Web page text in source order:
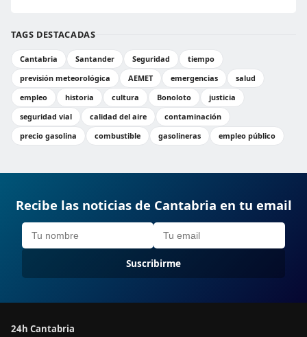
TAGS DESTACADAS
Cantabria Santander Seguridad
tiempo
previsión meteorológica
AEMET emergencias
salud
empleo
historia cultura Bonoloto
justicia
seguridad vial
calidad del aire
contaminación
precio gasolina
combustible gasolineras empleo público
Recibe las noticias de Cantabria en tu email
Suscribirme
24h Cantabria